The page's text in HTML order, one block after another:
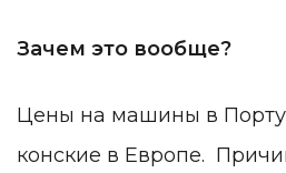
Зачем это вообще?
Цены на машины в
конские в Европе.